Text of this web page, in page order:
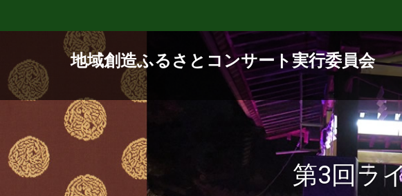
地域創造ふるさとコンサート実行委員会
第3回ラ